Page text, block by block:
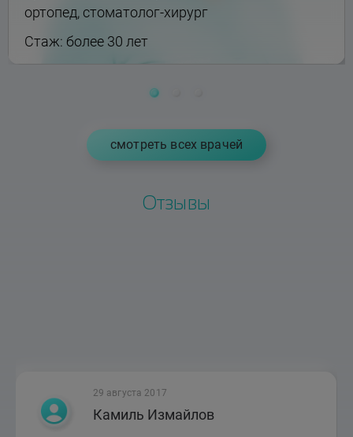
ортопед, стоматолог-хирург
Стаж: более 30 лет
cмотреть всех врачей
Отзывы
29 августа 2017
Камиль Измайлов